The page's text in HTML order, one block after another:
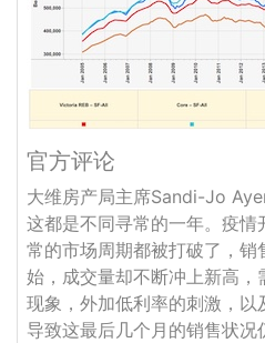
官方评论
大维房产局主席Sandi-Jo
这都是不同寻常的一年。疫
常的市场周期都被打破了，
始，成交量却不断冲上新高
现象，外加低利率的刺激，以
导致这最后几个月的销售状况